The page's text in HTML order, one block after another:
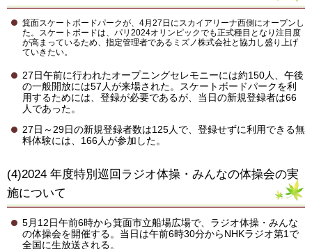
箕面スケートボードパークが、4月27日にスカイアリーナ西側にオープンし
た。スケートボードは、パリ2024オリンピックでも正式種目となり注目度
が高まっているため、指定管理者であるミズノ株式会社と協力し盛り上げ
ていきたい。
27日午前に行われたオープニングセレモニーには約150人、午後
の一般開放には57人が来場された。スケートボードパークを利
用するためには、登録が必要であるが、当日の新規登録者は66
人であった。
27日～29日の新規登録者数は125人で、登録せずに利用できる無
料体験には、166人が参加した。
(4)2024 年度特別巡回ラジオ体操・みんなの体操会の実
施について
5月12日午前6時から箕面市立船場広場で、ラジオ体操・みんな
の体操会を開催する。当日は午前6時30分からNHKラジオ第1で
全国に生放送される。